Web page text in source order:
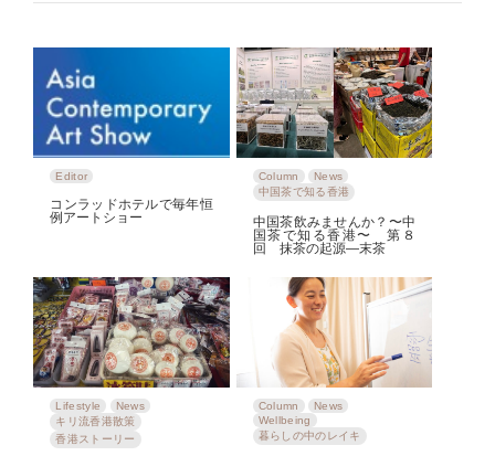
Editor
コンラッドホテルで毎年恒
例アートショー
Column
News
中国茶で知る香港
中国茶飲みませんか？〜中
国茶で知る香港〜 第８
回 抹茶の起源―末茶
Lifestyle
News
キリ流香港散策
香港ストーリー
Column
News
Wellbeing
暮らしの中のレイキ